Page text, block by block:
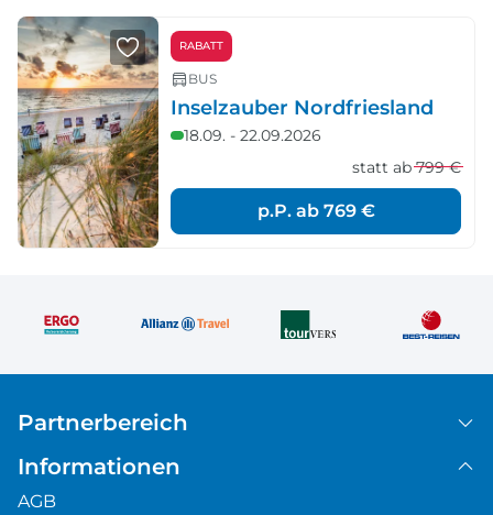
RABATT
BUS
Inselzauber Nordfriesland
18.09. - 22.09.2026
statt ab799 €
p.P. ab 769 €
Partnerbereich
Informationen
AGB